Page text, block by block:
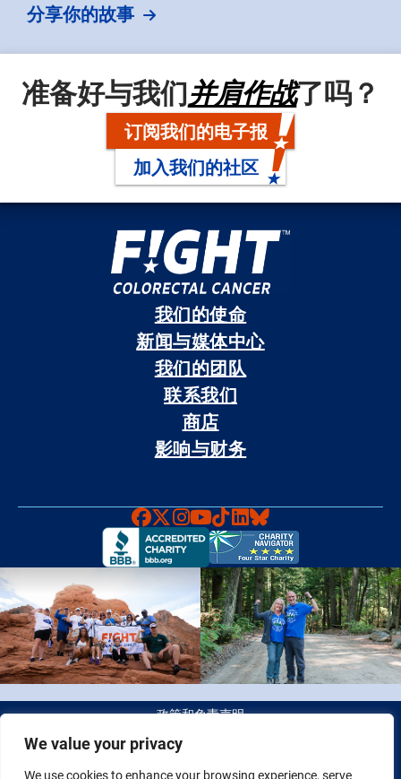
We value your privacy
We use cookies to enhance your browsing experience, serve
分享你的故事
准备好与我们并肩作战了吗？
订阅我们的电子报
加入我们的社区
我们的使命
新闻与媒体中心
我们的团队
联系我们
商店
影响与财务
Faceboook
X Instagram
YouTube
TikTok
LinkedIn
Bluesky
政策和免责声明
© 2026 Fight Colorectal Cancer 版权所有。 税务识别号（Tax